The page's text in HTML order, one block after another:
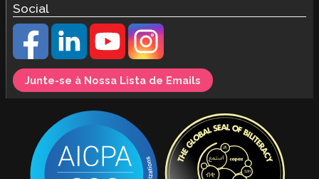
Social
Junte-se à Nossa Lista de Emails